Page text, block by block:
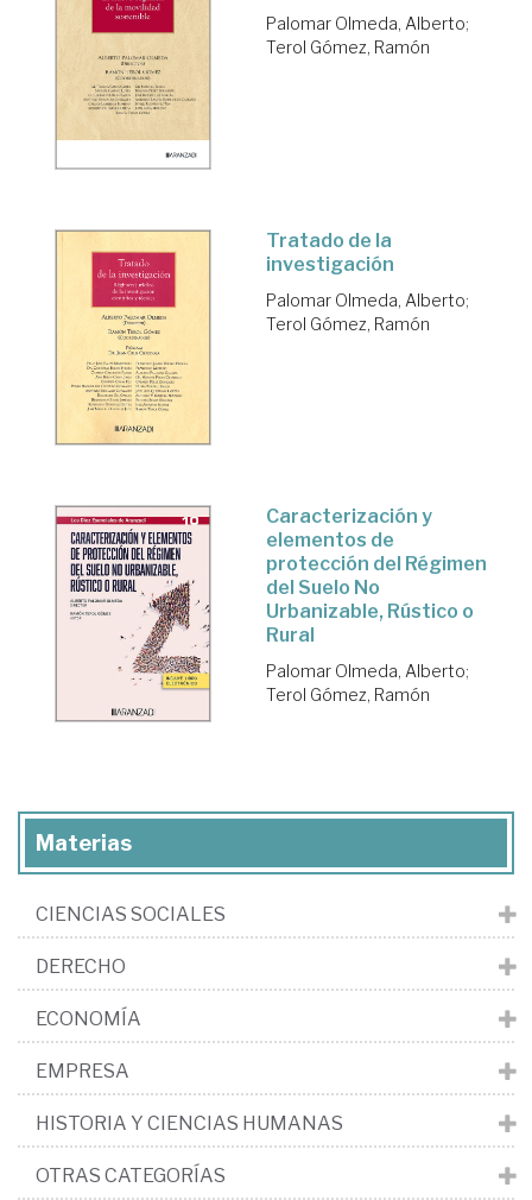
Palomar Olmeda, Alberto;
Terol Gómez, Ramón
Tratado de la
investigación
Palomar Olmeda, Alberto;
Terol Gómez, Ramón
Caracterización y
elementos de
protección del Régimen
del Suelo No
Urbanizable, Rústico o
Rural
Palomar Olmeda, Alberto;
Terol Gómez, Ramón
Materias
CIENCIAS SOCIALES
DERECHO
ECONOMÍA
EMPRESA
HISTORIA Y CIENCIAS HUMANAS
OTRAS CATEGORÍAS